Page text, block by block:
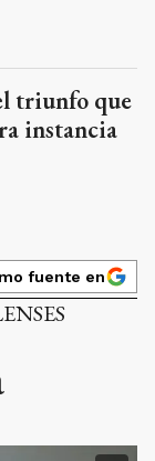
triunfo que
instancia
fuente en